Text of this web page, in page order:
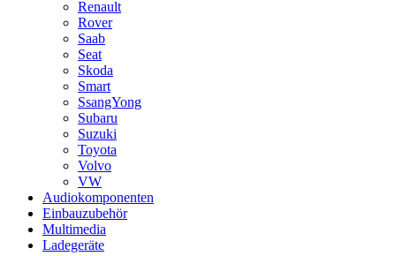
Renault
Rover
Saab
Seat
Skoda
Smart
SsangYong
Subaru
Suzuki
Toyota
Volvo
VW
Audiokomponenten
Einbauzubehör
Multimedia
Ladegeräte